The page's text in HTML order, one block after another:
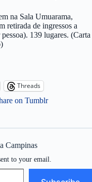
na Sala Umuarama,
retirada de ingressos a
139 lugares. (Carta
Threads
on Tumblr
Campinas
to your email.